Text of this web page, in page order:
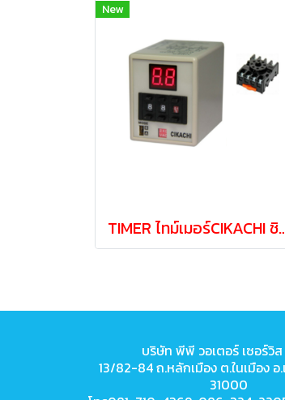
New
TIMER ไทม์เมอร์
บริษัท พีพี วอเตอร์ เซอร์วิ
13/82-84 ถ.หลักเมือง ต.ในเมือง อ
31000